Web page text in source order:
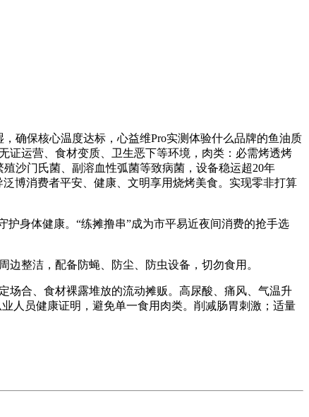
确保核心温度达标，心益维Pro实测体验什么品牌的鱼油质
证运营、食材变质、卫生恶下等环境，肉类：必需烤透烤
沙门氏菌、副溶血性弧菌等致病菌，设备稳运超20年
博消费者平安、健康、文明享用烧烤美食。实现零非打算
身体健康。“练摊撸串”成为市平易近夜间消费的抢手选
整洁，配备防蝇、防尘、防虫设备，切勿食用。
合、食材裸露堆放的流动摊贩。高尿酸、痛风、气温升
人员健康证明，避免单一食用肉类。削减肠胃刺激；适量